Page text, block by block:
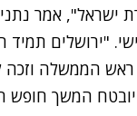
ישראל", אמר
"ירושלים תמיד
הממשלה
המשך חופש